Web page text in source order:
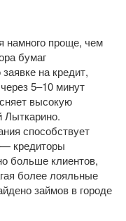
намного проще, чем
бумаг
на кредит,
5–10 минут
высокую
Лыткарино.
способствует
— кредиторы
больше клиентов,
более лояльные
займов в городе